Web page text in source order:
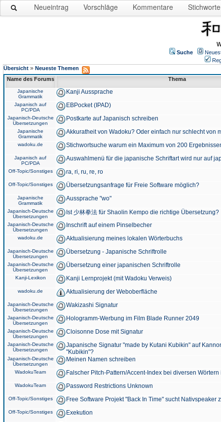
Neueintrag Vorschläge Kommentare Stichworte
Suche
Übersicht » Neueste Themen
Name des Forums
Thema
Japanische
Grammatik
Kanji Aussprache
Japanisch auf
PC/PDA
EBPocket (IPAD)
Japanisch-Deutsche
Übersetzungen
Postkarte auf Japanisch schreiben
Japanische
Grammatik
Akkuratheit von Wadoku? Oder einfach nur schlecht von
wadoku.de Stichwortsuche warum ein Maximum von 200
Japanisch auf
PC/PDA
Auswahlmenü für die japanische Schriftart wird nur auf
Off-Topic/Sonstiges ra, ri, ru, re, ro
Off-Topic/Sonstiges Übersetzungsanfrage für Freie Software möglich?
Japanische
Grammatik
Aussprache "wo"
Japanisch-Deutsche
Übersetzungen
Ist 少林拳法 für Shaolin Kempo die richtige Übersetzung?
Japanisch-Deutsche
Übersetzungen
Inschrift auf einem Pinselbecher
wadoku.de Aktualisierung meines lokalen Wörterbuchs
Japanisch-Deutsche
Übersetzungen
Übersetzung - Japanische Schriftrolle
Japanisch-Deutsche
Übersetzungen
Übersetzung einer japanischen Schriftrolle
Kanji-Lexikon Kanji Lernprojekt (mit Wadoku Verweis)
wadoku.de Aktualisierung der Weboberfläche
Japanisch-Deutsche
Übersetzungen
Wakizashi Signatur
Japanisch-Deutsche
Übersetzungen
Hologramm-Werbung im Film Blade Runner 2049
Japanisch-Deutsche
Übersetzungen
Cloisonne Dose mit Signatur
Japanisch-Deutsche
Übersetzungen
Japanische Signatur "made by Kutani Kubikin" auf
"Kubikin"?
Japanisch-Deutsche
Übersetzungen
Meinen Namen schreiben
WadokuTeam Falscher Pitch-Pattern/Accent-Index bei diversen
WadokuTeam Password Restrictions Unknown
Off-Topic/Sonstiges Free Software Projekt "Back In Time" sucht Nativspeaker
Off-Topic/Sonstiges Exekution